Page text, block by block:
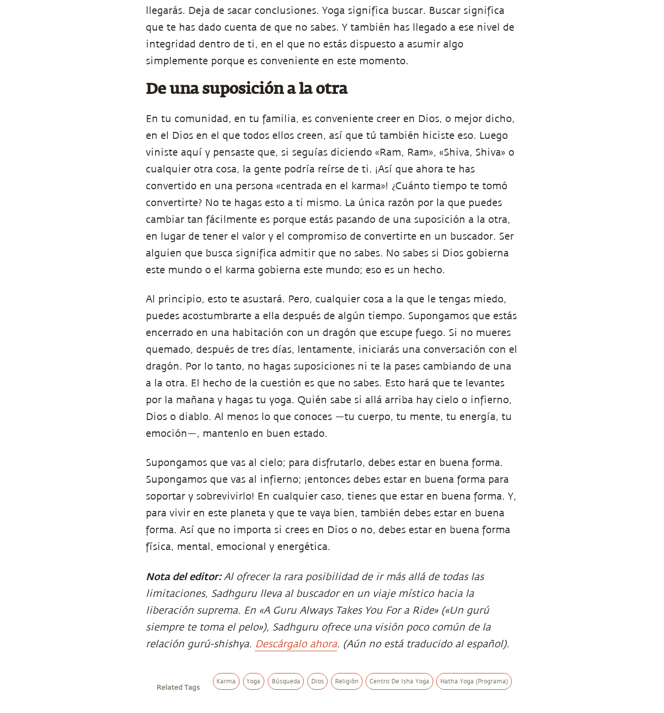
llegarás. Deja de sacar conclusiones. Yoga significa buscar. Buscar significa
que te has dado cuenta de que no sabes. Y también has llegado a ese nivel de
integridad dentro de ti, en el que no estás dispuesto a asumir algo
simplemente porque es conveniente en este momento.
De una suposición a la otra
En tu comunidad, en tu familia, es conveniente creer en Dios, o mejor dicho,
en el Dios en el que todos ellos creen, así que tú también hiciste eso. Luego
viniste aquí y pensaste que, si seguías diciendo «Ram, Ram», «Shiva, Shiva» o
cualquier otra cosa, la gente podría reírse de ti. ¡Así que ahora te has
convertido en una persona «centrada en el karma»! ¿Cuánto tiempo te tomó
convertirte? No te hagas esto a ti mismo. La única razón por la que puedes
cambiar tan fácilmente es porque estás pasando de una suposición a la otra,
en lugar de tener el valor y el compromiso de convertirte en un buscador. Ser
alguien que busca significa admitir que no sabes. No sabes si Dios gobierna
este mundo o el karma gobierna este mundo; eso es un hecho.
Al principio, esto te asustará. Pero, cualquier cosa a la que le tengas miedo,
puedes acostumbrarte a ella después de algún tiempo. Supongamos que estás
encerrado en una habitación con un dragón que escupe fuego. Si no mueres
quemado, después de tres días, lentamente, iniciarás una conversación con el
dragón. Por lo tanto, no hagas suposiciones ni te la pases cambiando de una
a la otra. El hecho de la cuestión es que no sabes. Esto hará que te levantes
por la mañana y hagas tu yoga. Quién sabe si allá arriba hay cielo o infierno,
Dios o diablo. Al menos lo que conoces —tu cuerpo, tu mente, tu energía, tu
emoción—, mantenlo en buen estado.
Supongamos que vas al cielo; para disfrutarlo, debes estar en buena forma.
Supongamos que vas al infierno; ¡entonces debes estar en buena forma para
soportar y sobrevivirlo! En cualquier caso, tienes que estar en buena forma. Y,
para vivir en este planeta y que te vaya bien, también debes estar en buena
forma. Así que no importa si crees en Dios o no, debes estar en buena forma
física, mental, emocional y energética.
Nota del editor:Al ofrecer la rara posibilidad de ir más allá de todas las
limitaciones, Sadhguru lleva al buscador en un viaje místico hacia la
liberación suprema. En «A Guru Always Takes You For a Ride» («Un gurú
siempre te toma el pelo»), Sadhguru ofrece una visión poco común de la
relación gurú-shishya. Descárgalo ahora. (Aún no está traducido al español).
Related Tags
Karma Yoga Búsqueda Dios Religión Centro De Isha Yoga Hatha Yoga (Programa)